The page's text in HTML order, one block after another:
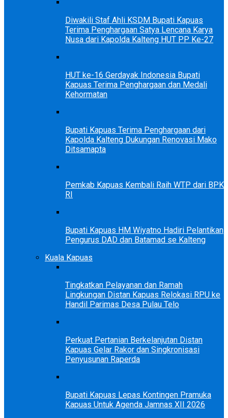
Diwakili Staf Ahli KSDM Bupati Kapuas
Terima Penghargaan Satya Lencana Karya
Nusa dari Kapolda Kalteng HUT PP Ke-27
HUT ke-16 Gerdayak Indonesia Bupati
Kapuas Terima Penghargaan dan Medali
Kehormatan
Bupati Kapuas Terima Penghargaan dari
Kapolda Kalteng Dukungan Renovasi Mako
Ditsamapta
Pemkab Kapuas Kembali Raih WTP dari BPK
RI
Bupati Kapuas HM Wiyatno Hadiri Pelantikan
Pengurus DAD dan Batamad se Kalteng
Kuala Kapuas
Tingkatkan Pelayanan dan Ramah
Lingkungan Distan Kapuas Relokasi RPU ke
Handil Parimas Desa Pulau Telo
Perkuat Pertanian Berkelanjutan Distan
Kapuas Gelar Rakor dan Singkronisasi
Penyusunan Raperda
Bupati Kapuas Lepas Kontingen Pramuka
Kapuas Untuk Agenda Jamnas XII 2026